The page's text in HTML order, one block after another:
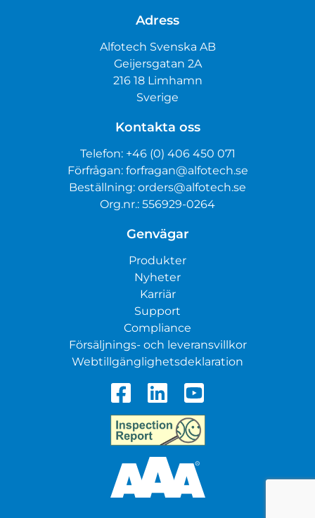
Adress
Alfotech Svenska AB
Geijersgatan 2A
216 18 Limhamn
Sverige
Kontakta oss
Telefon: +46 (0) 406 450 071
Förfrågan: forfragan@alfotech.se
Beställning: orders@alfotech.se
Org.nr.: 556929-0264
Genvägar
Produkter
Nyheter
Karriär
Support
Compliance
Försäljnings- och leveransvillkor
Webtillgänglighetsdeklaration